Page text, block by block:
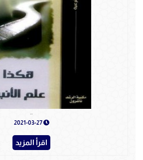
2021-03-27
اقرأ المزيد